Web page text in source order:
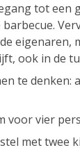
tot een
eigenaren,
ook in de
te denken:
voor vier
met twee